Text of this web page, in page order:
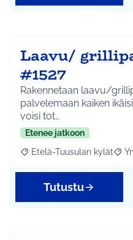
Laavu/
#1527
Rakennetaan laavu/
palvelemaan kaiken
voisi tot…
Etenee jatkoon
Rajaa tulokset aihepiirin
Etelä-Tuusulan kylät
Tutustu